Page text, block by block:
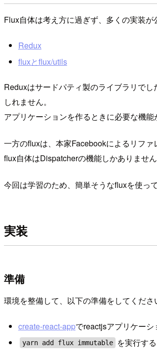
Flux自体は考え方に過ぎず、多くの実装が
Redux
fluxとflux/utils
Reduxはサードパティ製のライブラリで
しれません。
アプリケーションを作るときに必要な機
一方のfluxは、本家Facebookによるリフ
flux自体はDispatcherの機能しかありませ
今回は学習のため、簡単そうなfluxを使っ
実装
準備
環境を整備して、以下の準備をしてくださ
create-react-appでreactjsアプリケー
yarn add flux immutable を実行する